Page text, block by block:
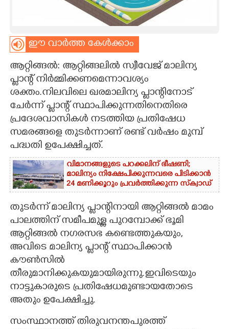
CARTOONS
LITERATURE
ZOOM
CONTACT US
ഈ വാർത്ത കേൾക്കാം
ആറ്റിങ്ങൽ: ആറ്റിങ്ങലിൽ സ്വീവേജ് മാലിന്യ
പ്ലാന്റ് നിർമ്മിക്കണമെന്നാവശ്യം
ശക്തം.നിലവിലെ ഖരമാലിന്യ പ്ലാന്റിനോട്
ചേർന്ന് പ്ലാന്റ് സ്ഥാപിക്കുന്നതിനെതിരെ
പ്രദേശവാസികൾ നടത്തിയ പ്രതിഷേധ
സമരങ്ങളെ തുടർന്നാണ് രണ്ട് വർഷം മുമ്പ്
പദ്ധതി ഉപേക്ഷിച്ചത്.
വിമാനങ്ങളുടെ പറക്കലിന് ഭീഷണി;​
മാലിന്യം നിക്ഷേപിക്കുന്നവരെ പിടിക്കാൻ
24 മണിക്കൂറും പ്രവർത്തിക്കുന്ന സ്‌ക്വാഡ്
തുടർന്ന് മാലിന്യ പ്ലാന്റിനായി ആറ്റിങ്ങൽ മാമം
പാലത്തിന് സമീപമുള്ള പുറമ്പോക്ക് ഭൂമി
ആറ്റിങ്ങൽ നഗരസഭ കണ്ടെത്തുകയും,​
അവിടെ മാലിന്യ പ്ലാന്റ് സ്ഥാപിക്കാൻ
കൗൺസിൽ
തീരുമാനിക്കുകയുമായിരുന്നു.ഇവിടെയും
നാട്ടുകാരുടെ പ്രതിഷേധമുണ്ടായതോടെ
അതും ഉപേക്ഷിച്ചു.
സംസ്ഥാനത്ത് തിരുവനന്തപുരത്ത്